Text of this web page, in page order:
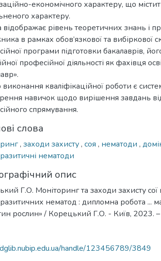
економічного характеру, що
характеру.
відображає рівень теоретичних знань і
в рамках обов’язкової та вибіркової
програми підготовки бакалаврів,
професійної діяльності як фахівця
кваліфікаційної роботи є
навичок щодо вирішення завдань
спрямування.
слова
, заходи захисту, соя , нематоди ,
нематоди
опис
Г.О. Моніторинг та заходи захисту сої
нематод : дипломна робота ...
рослин» / Корецький Г.О. - Київ, 2023. –
handle/123456789/3849